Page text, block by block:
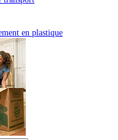
en plastique